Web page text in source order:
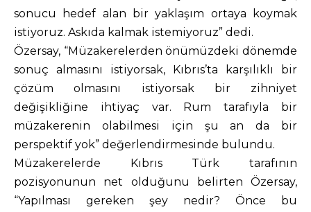
sonucu hedef alan bir yaklaşım ortaya koymak
istiyoruz. Askıda kalmak istemiyoruz” dedi.
Özersay, “Müzakerelerden önümüzdeki dönemde
sonuç almasını istiyorsak, Kıbrıs’ta karşılıklı bir
çözüm olmasını istiyorsak bir zihniyet
değişikliğine ihtiyaç var. Rum tarafıyla bir
müzakerenin olabilmesi için şu an da bir
perspektif yok” değerlendirmesinde bulundu.
Müzakerelerde Kıbrıs Türk tarafının
pozisyonunun net olduğunu belirten Özersay,
“Yapılması gereken şey nedir? Önce bu